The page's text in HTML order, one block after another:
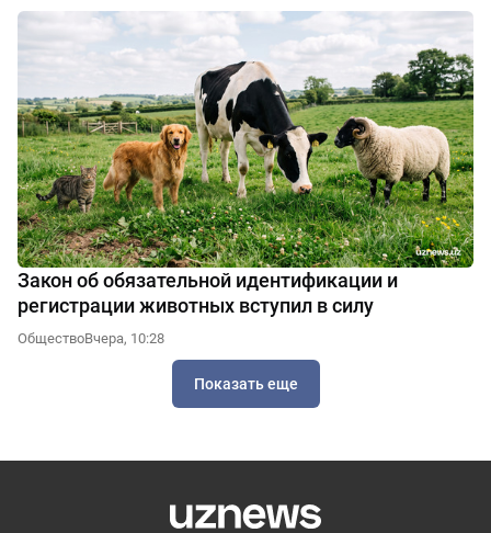
Закон об обязательной идентификации и
регистрации животных вступил в силу
ОбществоВчера, 10:28
Показать еще